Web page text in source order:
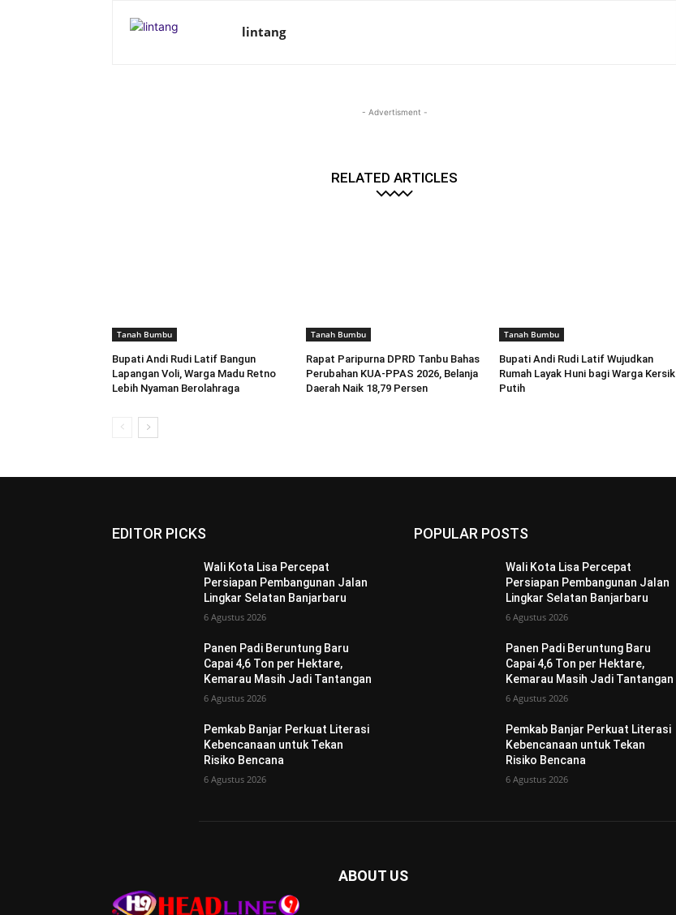
lintang
- Advertisment -
RELATED ARTICLES
Tanah Bumbu
Bupati Andi Rudi Latif Bangun
Lapangan Voli, Warga Madu Retno
Lebih Nyaman Berolahraga
Tanah Bumbu
Rapat Paripurna DPRD Tanbu Bahas
Perubahan KUA-PPAS 2026, Belanja
Daerah Naik 18,79 Persen
Tanah Bumbu
Bupati Andi Rudi Latif Wujudkan
Rumah Layak Huni bagi Warga Kersik
Putih
EDITOR PICKS
Wali Kota Lisa Percepat
Persiapan Pembangunan Jalan
Lingkar Selatan Banjarbaru
6 Agustus 2026
Panen Padi Beruntung Baru
Capai 4,6 Ton per Hektare,
Kemarau Masih Jadi Tantangan
6 Agustus 2026
Pemkab Banjar Perkuat Literasi
Kebencanaan untuk Tekan
Risiko Bencana
6 Agustus 2026
POPULAR POSTS
Wali Kota Lisa Percepat
Persiapan Pembangunan Jalan
Lingkar Selatan Banjarbaru
6 Agustus 2026
Panen Padi Beruntung Baru
Capai 4,6 Ton per Hektare,
Kemarau Masih Jadi Tantangan
6 Agustus 2026
Pemkab Banjar Perkuat Literasi
Kebencanaan untuk Tekan
Risiko Bencana
6 Agustus 2026
ABOUT US